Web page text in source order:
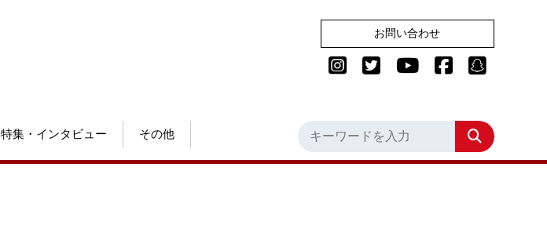
お問い合わせ
特集・インタビュー その他